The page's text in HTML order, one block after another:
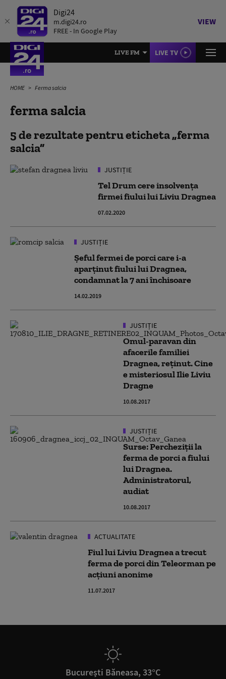
Digi24
m.digi24.ro
FREE - In Google Play
VIEW
LIVE FM LIVE TV
HOME Ferma salcia
ferma salcia
5 de rezultate pentru eticheta ferma
salcia
JUSTIȚIE
Tel Drum cere insolvența
firmei fiului lui Liviu Dragnea
07.02.2020
JUSTIȚIE
Şeful fermei de porci care i-a
aparţinut fiului lui Dragnea,
condamnat la 7 ani închisoare
14.02.2019
JUSTIȚIE
Omul-paravan din
afacerile familiei
Dragnea, reţinut. Cine
e misteriosul Ilie Liviu
Dragne
10.08.2017
JUSTIȚIE
Surse: Percheziţii la
ferma de porci a fiului
lui Dragnea.
Administratorul,
audiat
10.08.2017
ACTUALITATE
Fiul lui Liviu Dragnea a trecut
ferma de porci din Teleorman pe
acțiuni anonime
11.07.2017
București Băneasa, 33°C